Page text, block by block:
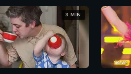
3 MIN